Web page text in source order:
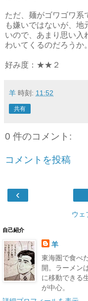
ただ、麺がゴワゴワ系
も嫌いではないが、地
いので、あまり思い
わいてくるのだろうか。
好み度：★★２
羊 時刻: 11:52
共有
0 件のコメント:
コメントを投稿
‹
ウェ
自己紹介
羊
東海圏で食べ
開。ラーメン
に移動できる
が中心。